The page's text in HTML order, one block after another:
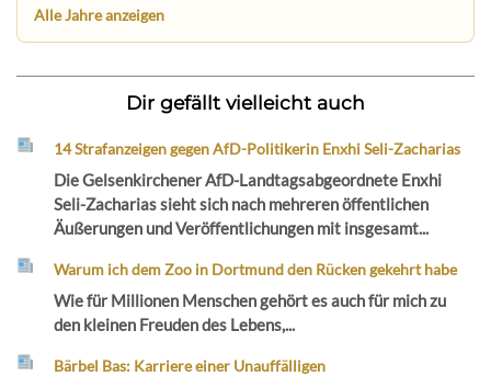
Alle Jahre anzeigen
Dir gefällt vielleicht auch
14 Strafanzeigen gegen AfD-Politikerin Enxhi Seli-Zacharias
Die Gelsenkirchener AfD-Landtagsabgeordnete Enxhi
Seli-Zacharias sieht sich nach mehreren öffentlichen
Äußerungen und Veröffentlichungen mit insgesamt...
Warum ich dem Zoo in Dortmund den Rücken gekehrt habe
Wie für Millionen Menschen gehört es auch für mich zu
den kleinen Freuden des Lebens,...
Bärbel Bas: Karriere einer Unauffälligen